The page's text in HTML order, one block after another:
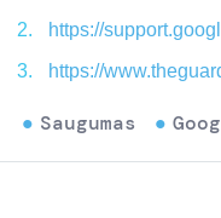
https://
https://
Saugumas